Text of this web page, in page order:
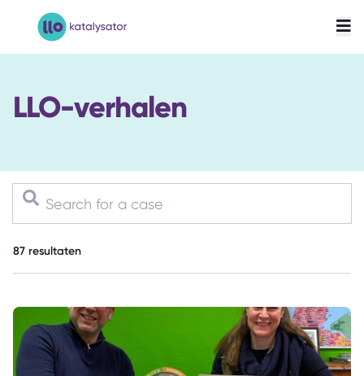
LLO-Katalysator
LLO-verhalen
87 resultaten